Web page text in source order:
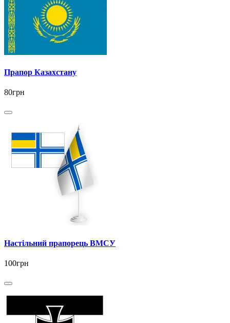
Прапор Казахстану
80грн
Настільний прапорець ВМСУ
100грн